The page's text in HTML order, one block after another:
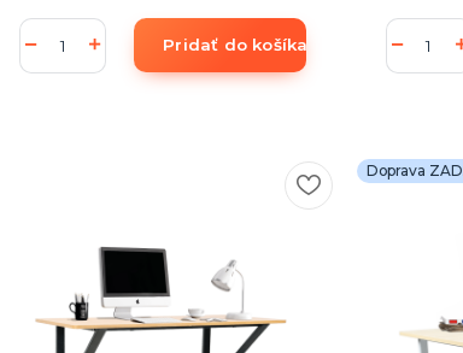
Pridať do košíka
Doprava